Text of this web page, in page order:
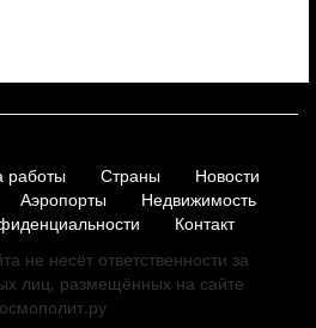
работы Страны
Новости
Аэропорты
Недвижимость
Контакт
не несёт ответственности за
лиц, размещённых на сайте